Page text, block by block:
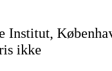
Institut,
ikke